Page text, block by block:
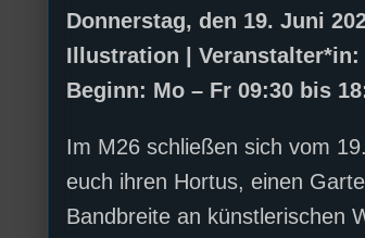
Donnerstag, den 19. Juni
Illustration | Veranstalter*in:
Beginn: Mo – Fr 09:30 bis
Im M26 schließen sich vom
euch ihren Hortus, einen
Bandbreite an künstlerischen